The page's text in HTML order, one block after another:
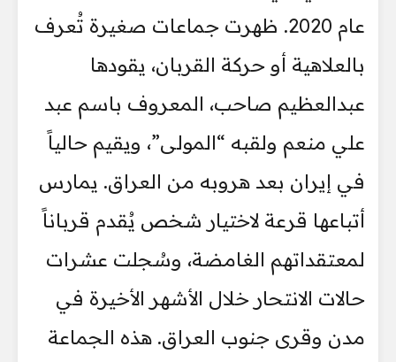
عام 2020. ظهرت جماعات صغيرة تُعرف
بالعلاهية أو حركة القربان، يقودها
عبدالعظيم صاحب، المعروف باسم عبد
علي منعم ولقبه “المولى”، ويقيم حالياً
في إيران بعد هروبه من العراق. يمارس
أتباعها قرعة لاختيار شخص يُقدم قرباناً
لمعتقداتهم الغامضة، وسُجلت عشرات
حالات الانتحار خلال الأشهر الأخيرة في
مدن وقرى جنوب العراق. هذه الجماعة